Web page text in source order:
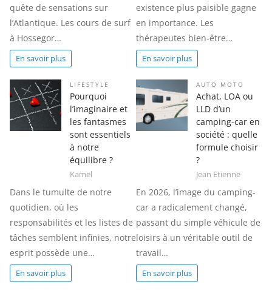
quête de sensations sur
l’Atlantique. Les cours de surf
à Hossegor…
En savoir plus
existence plus paisible gagne
en importance. Les
thérapeutes bien-être…
En savoir plus
LIFESTYLE
Pourquoi
l’imaginaire et
les fantasmes
sont essentiels
à notre
équilibre ?
Kamel
Dans le tumulte de notre
quotidien, où les
responsabilités et les listes de
tâches semblent infinies, notre
esprit possède une…
En savoir plus
AUTO MOTO
Achat, LOA ou
LLD d’un
camping-car en
société : quelle
formule choisir
?
Jean Etienne
En 2026, l’image du camping-
car a radicalement changé,
passant du simple véhicule de
loisirs à un véritable outil de
travail…
En savoir plus